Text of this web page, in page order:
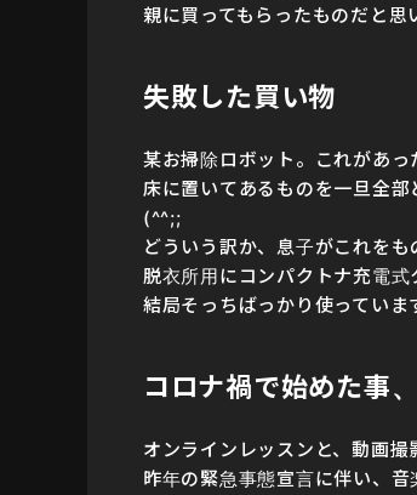
親に買ってもらったものだと思
失敗した買い物
某お掃除ロボット。これがあっ
床に置いてあるものを一旦全
(^^;;
どういう訳か、息子がこれをも
脱衣所用にコンパクトナ充電
結局そっちばっかり使っていま
コロナ禍で始めた事
オンラインレッスンと、動画撮
昨年の緊急事態宣言に伴い、